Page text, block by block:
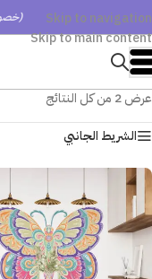
Skip to navigation
Skip to main content
عرض ⁦2⁩ من كل النتائج
الشريط الجانبي